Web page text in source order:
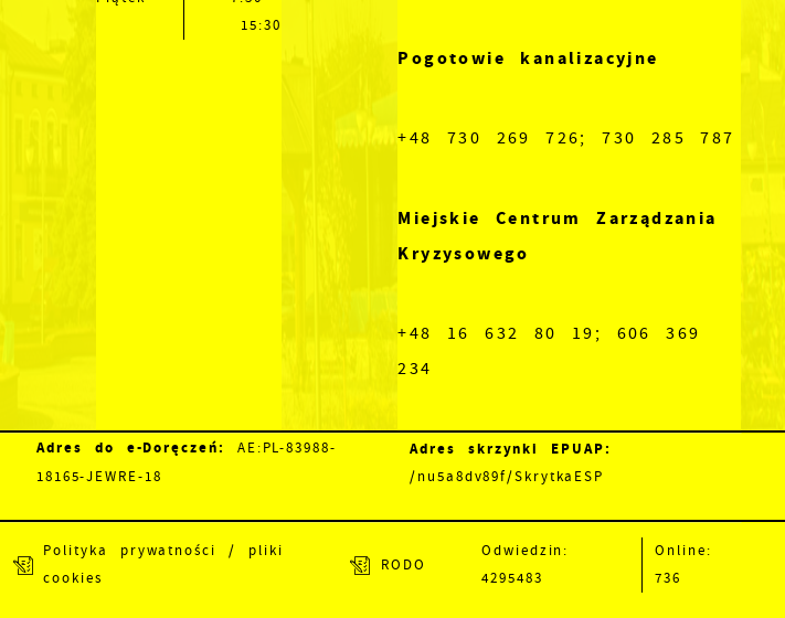
15:30
Pogotowie kanalizacyjne
+48 730 269 726; 730 285 787
Miejskie Centrum Zarządzania
Kryzysowego
+48 16 632 80 19; 606 369
234
Adres do e-Doręczeń:
AE:PL-83988-
18165-JEWRE-18
Adres skrzynki EPUAP:
/nu5a8dv89f/SkrytkaESP
Polityka prywatności / pliki
cookies
RODO
Odwiedzin:
4295483
Online:
736